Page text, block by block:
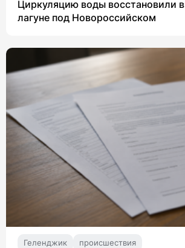
Циркуляцию воды восстановили
лагуне под Новороссийском
Геленджик происшествия